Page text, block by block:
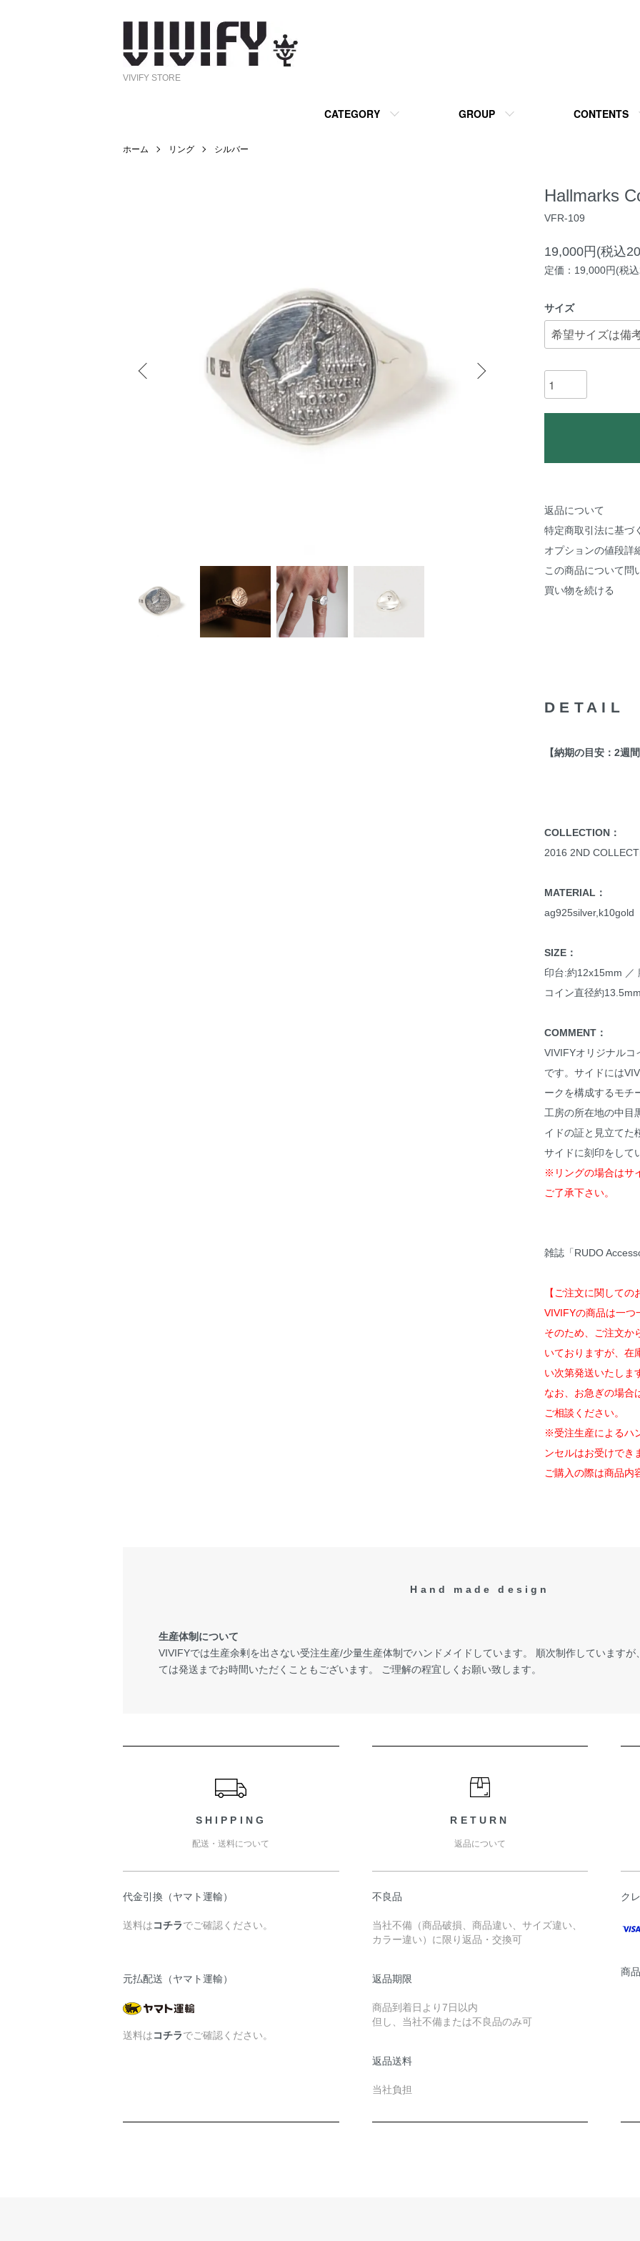
VIVIFY STORE
CATEGORY GROUP CONTENTS
ホーム リング シルバー
Hallmarks
VFR-109
19,000円(税込
定価：19,000円(税
サイズ
返品について
特定商取引法に基づ
オプションの値段詳
この商品について問
買い物を続ける
DETAIL
【納期の目安：2週間
COLLECTION：
2016 2ND
MATERIAL：
ag925silver,k10gold
SIZE：
印台:約12x15mm ／
コイン直径約13.5mm
COMMENT：
VIVIFYオリジナルコ
です。サイドには
ークを構成するモチ
工房の所在地の中目
イドの証と見立てた
サイドに刻印をして
※リングの場合はサ
ご了承下さい。
雑誌「RUDO
【ご注文に関しての
VIVIFYの商品は一つ
そのため、ご注文か
いておりますが、在
い次第発送いたしま
なお、お急ぎの場合
ご相談ください。
※受注生産によるハ
ンセルはお受けでき
ご購入の際は商品内
Hand made design
生産体制について
VIVIFYでは生産余剰を出さない受注生産/少量生産体制でハンドメイドしています。 順次制作しています
ては発送までお時間いただくこともございます。 ご理解の程宜しくお願い致します。
SHIPPING
配送・送料について
代金引換（ヤマト運輸）
送料はコチラでご確認ください。
元払配送（ヤマト運輸）
送料はコチラでご確認ください。
RETURN
返品について
不良品
当社不備（商品破損、商品違い、サイズ違い、
カラー違い）に限り返品・交換可
返品期限
商品到着日より7日以内
但し、当社不備または不良品のみ可
返品送料
当社負担
ク
商